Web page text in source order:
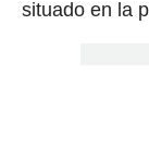
situado en la